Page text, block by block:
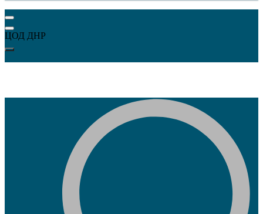
ЦОД ДНР